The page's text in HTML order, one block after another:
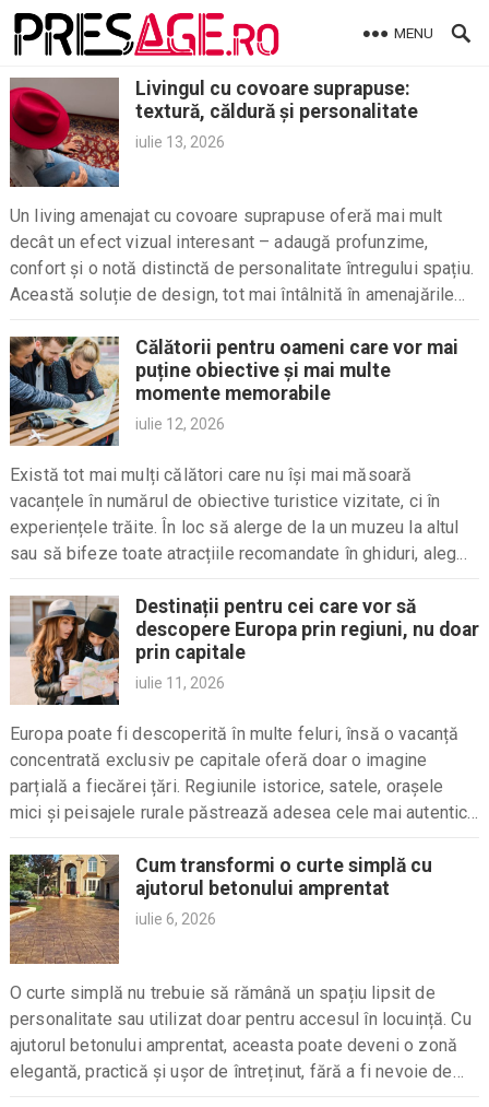
Skip
MENU
Livingul cu covoare suprapuse:
textură, căldură și personalitate
iulie 13, 2026
Un living amenajat cu covoare suprapuse oferă mai mult
decât un efect vizual interesant – adaugă profunzime,
confort și o notă distinctă de personalitate întregului spațiu.
Această soluție de design, tot mai întâlnită în amenajările
Călătorii pentru oameni care vor mai
puține obiective și mai multe
momente memorabile
iulie 12, 2026
Există tot mai mulți călători care nu își mai măsoară
vacanțele în numărul de obiective turistice vizitate, ci în
experiențele trăite. În loc să alerge de la un muzeu la altul
sau să bifeze toate atracțiile recomandate în ghiduri, aleg...
Destinații pentru cei care vor să
descopere Europa prin regiuni, nu doar
prin capitale
iulie 11, 2026
Europa poate fi descoperită în multe feluri, însă o vacanță
concentrată exclusiv pe capitale oferă doar o imagine
parțială a fiecărei țări. Regiunile istorice, satele, orașele
mici și peisajele rurale păstrează adesea cele mai autentice
Cum transformi o curte simplă cu
ajutorul betonului amprentat
iulie 6, 2026
O curte simplă nu trebuie să rămână un spațiu lipsit de
personalitate sau utilizat doar pentru accesul în locuință. Cu
ajutorul betonului amprentat, aceasta poate deveni o zonă
elegantă, practică și ușor de întreținut, fără a fi nevoie de